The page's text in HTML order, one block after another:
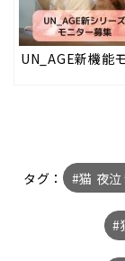
タグ： 猫 夜